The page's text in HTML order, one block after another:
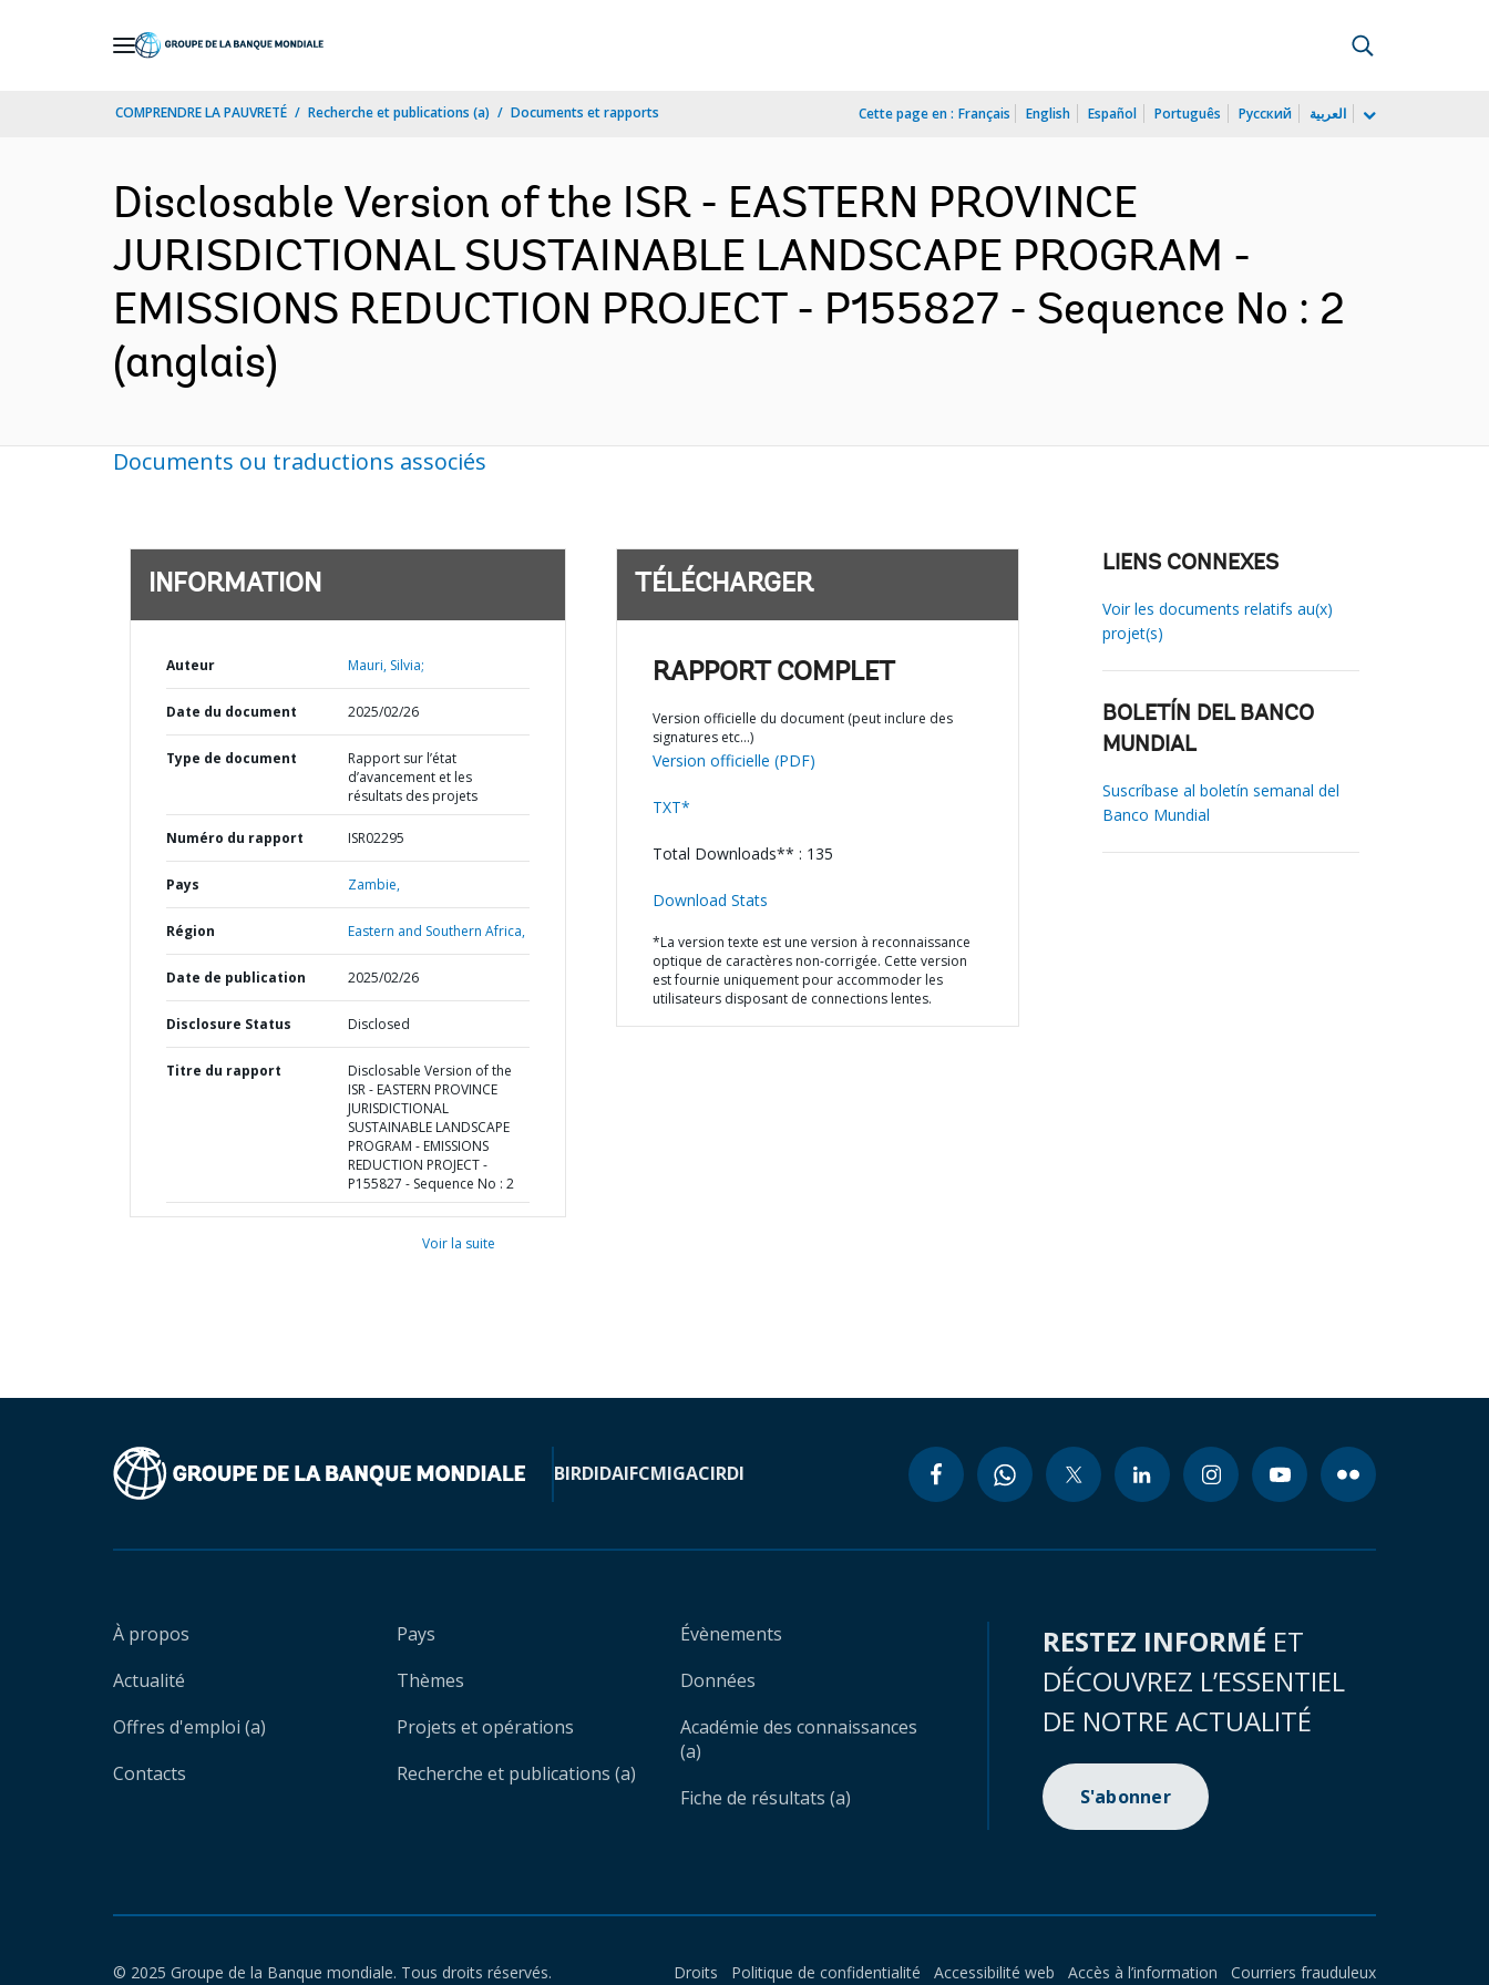
COMPRENDRE LA PAUVRETÉ Recherche et publications (a) Documents et rapports Cette page en : Français English Español Português Русский العربية
Disclosable Version of the ISR - EASTERN PROVINCE
JURISDICTIONAL SUSTAINABLE LANDSCAPE PROGRAM -
EMISSIONS REDUCTION PROJECT - P155827 - Sequence No : 2
(anglais)
Documents ou traductions associés
INFORMATION
Auteur Mauri, Silvia;
Date du document 2025/02/26
Type de document
Rapport sur l’état
d’avancement et les
résultats des projets
Numéro du rapport ISR02295
Pays Zambie,
Région Eastern and Southern Africa,
Date de publication 2025/02/26
Disclosure Status Disclosed
Titre du rapport
Disclosable Version of the
ISR - EASTERN PROVINCE
JURISDICTIONAL
SUSTAINABLE LANDSCAPE
PROGRAM - EMISSIONS
REDUCTION PROJECT -
P155827 - Sequence No : 2
Voir la suite
TÉLÉCHARGER
RAPPORT COMPLET
Version officielle du document (peut inclure des
signatures etc…)
Version officielle (PDF)
TXT*
Total Downloads** : 135
Download Stats
*La version texte est une version à reconnaissance
optique de caractères non-corrigée. Cette version
est fournie uniquement pour accommoder les
utilisateurs disposant de connections lentes.
LIENS CONNEXES
Voir les documents relatifs au(x)
projet(s)
BOLETÍN DEL BANCO
MUNDIAL
Suscríbase al boletín semanal del
Banco Mundial
BIRDIDAIFCMIGACIRDI
À propos
Actualité
Offres d'emploi (a)
Contacts
Pays
Thèmes
Projets et opérations
Recherche et publications (a)
Évènements
Données
Académie des connaissances
(a)
Fiche de résultats (a)
RESTEZ INFORMÉ ET
DÉCOUVREZ L’ESSENTIEL
DE NOTRE ACTUALITÉ
S'abonner
© 2025 Groupe de la Banque mondiale. Tous droits réservés. Droits Politique de confidentialité Accessibilité web Accès à l’information
Courriers frauduleux